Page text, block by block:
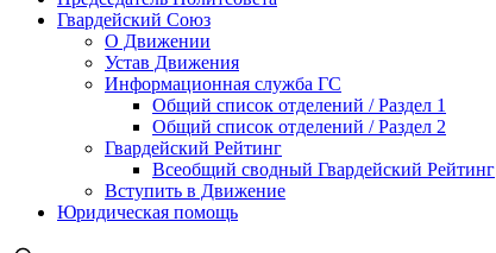
Гвардейский Союз
О Движении
Устав Движения
Информационная служба ГС
Общий список отделений / Раздел 1
Общий список отделений / Раздел 2
Гвардейский Рейтинг
Всеобщий сводный Гвардейский Рейтинг
Вступить в Движение
Юридическая помощь